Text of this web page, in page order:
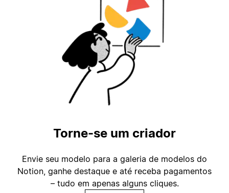
Torne-se um criador
Envie seu modelo para a galeria de modelos do
Notion, ganhe destaque e até receba pagamentos
– tudo em apenas alguns cliques.